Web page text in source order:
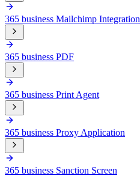
365 business Mailchimp Integration
365 business PDF
365 business Print Agent
365 business Proxy Application
365 business Sanction Screen